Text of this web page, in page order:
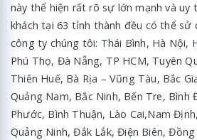
này thể hiện rất rõ sự lớn mạnh và uy
khách tại 63 tỉnh thành đều có thể sử
công ty chúng tôi: Thái Bình, Hà Nội,
Phú Thọ, Đà Nẵng, TP HCM, Tuyên
Thiên Huế, Bà Rịa – Vũng Tàu, Bắc
Quảng Nam, Bắc Ninh, Bến Tre, Bình
Phước, Bình Thuận, Lào Cai,Nam
Quảng Ninh, Đắk Lắk, Điện Biên,